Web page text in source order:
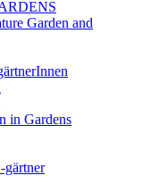
Garden and
in Gardens
gärtner